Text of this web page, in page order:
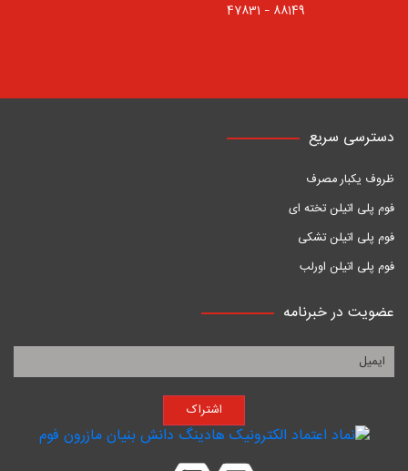
88149 – 47831
دسترسی سریع
ظروف یکبار مصرف
فوم پلی اتیلن تخته ای
فوم پلی اتیلن تشکی
فوم پلی اتیلن اورلب
عضویت در خبرنامه
اشتراک